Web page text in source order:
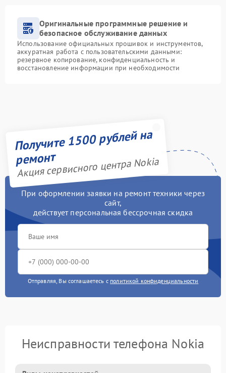
Оригинальные программные решение и
безопасное обслуживание данных
Использование официальных прошивок и инструментов,
аккуратная работа с пользовательскими данными:
резервное копирование, конфиденциальность и
восстановление информации при необходимости
Получите 1500 рублей на
ремонт
Акция сервисного центра Nokia
При оформлении заявки на ремонт техники через
сайт,
действует персональная бессрочная скидка
Отправляя, Вы соглашаетесь с политикой конфиденциальности
Неисправности телефона Nokia